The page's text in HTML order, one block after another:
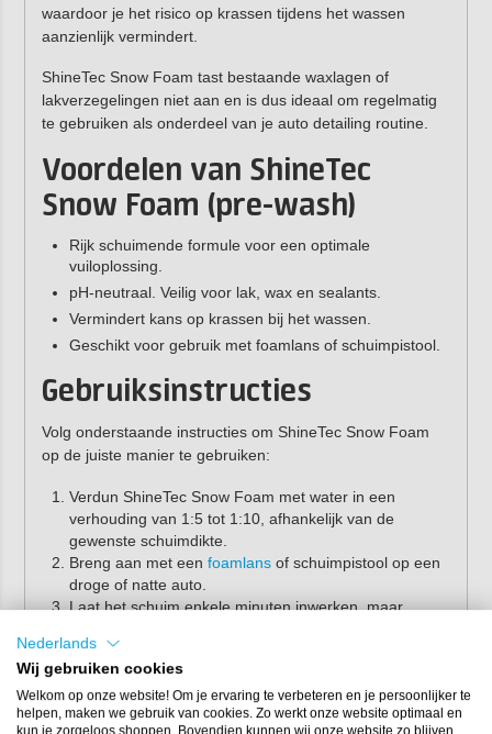
waardoor je het risico op krassen tijdens het wassen
aanzienlijk vermindert.
ShineTec Snow Foam tast bestaande waxlagen of
lakverzegelingen niet aan en is dus ideaal om regelmatig
te gebruiken als onderdeel van je auto detailing routine.
Voordelen van ShineTec
Snow Foam (pre-wash)
Rijk schuimende formule voor een optimale
vuiloplossing.
pH-neutraal. Veilig voor lak, wax en sealants.
Vermindert kans op krassen bij het wassen.
Geschikt voor gebruik met foamlans of schuimpistool.
Gebruiksinstructies
Volg onderstaande instructies om ShineTec Snow Foam
op de juiste manier te gebruiken:
Verdun ShineTec Snow Foam met water in een
verhouding van 1:5 tot 1:10, afhankelijk van de
gewenste schuimdikte.
Breng aan met een foamlansof schuimpistool op een
droge of natte auto.
Laat het schuim enkele minuten inwerken, maar
Spoel grondig af met een hogedrukreiniger.
Was het voertuig daarna met
shampoovoor een perfecte reiniging.
Nederlands
Wij gebruiken cookies
Welkom op onze website! Om je ervaring te verbeteren en je persoonlijker te
helpen, maken we gebruik van cookies. Zo werkt onze website optimaal en